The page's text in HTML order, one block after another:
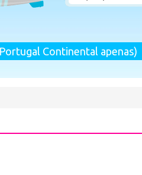
Continental apenas)